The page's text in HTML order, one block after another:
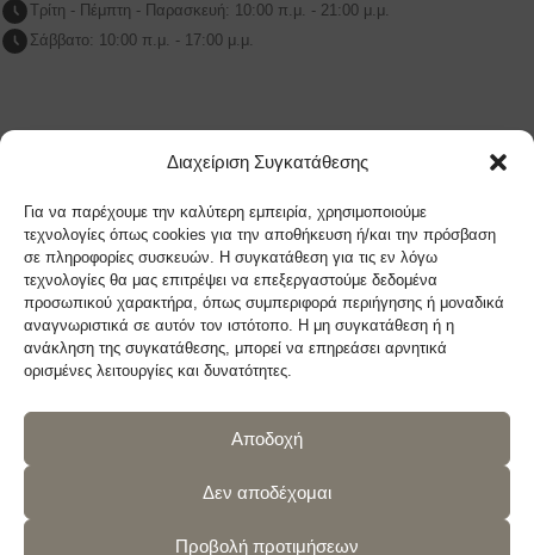
Διαχείριση Συγκατάθεσης
Για να παρέχουμε την καλύτερη εμπειρία, χρησιμοποιούμε
τεχνολογίες όπως cookies για την αποθήκευση ή/και την πρόσβαση
σε πληροφορίες συσκευών. Η συγκατάθεση για τις εν λόγω
τεχνολογίες θα μας επιτρέψει να επεξεργαστούμε δεδομένα
προσωπικού χαρακτήρα, όπως συμπεριφορά περιήγησης ή μοναδικά
αναγνωριστικά σε αυτόν τον ιστότοπο. Η μη συγκατάθεση ή η
ανάκληση της συγκατάθεσης, μπορεί να επηρεάσει αρνητικά
ορισμένες λειτουργίες και δυνατότητες.
Αποδοχή
Δεν αποδέχομαι
Προβολή προτιμήσεων
Τρίτη - Πέμπτη - Παρασκευή: 10:00 π.μ. - 21:00 μ.μ.
Σάββατο: 10:00 π.μ. - 17:00 μ.μ.
LAZYSOFA ΜΑΡΟΥΣΙ
Λ.Κηφισίας 209Β Μαρουσι, 151 24, Αθήνα
Τηλ: (+30) 210 9270719
sales@lazysofa.gr
Δευτέρα - Τετάρτη: 10:00 π.μ. - 17:00 μ.μ.
Τρίτη - Πέμπτη - Παρασκευή: 10:00 π.μ. - 21:00 μ.μ.
Σάββατο: 10:00 π.μ. - 17:00 μ.μ.